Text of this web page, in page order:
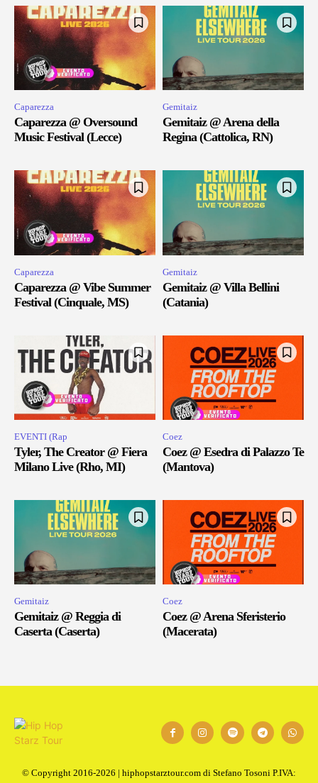
Caparezza
Caparezza @ Oversound
Music Festival (Lecce)
Gemitaiz
Gemitaiz @ Arena della
Regina (Cattolica, RN)
Caparezza
Caparezza @ Vibe Summer
Festival (Cinquale, MS)
Gemitaiz
Gemitaiz @ Villa Bellini
(Catania)
EVENTI (Rap
Tyler, The Creator @ Fiera
Milano Live (Rho, MI)
Coez
Coez @ Esedra di Palazzo Te
(Mantova)
Gemitaiz
Gemitaiz @ Reggia di
Caserta (Caserta)
Coez
Coez @ Arena Sferisterio
(Macerata)
© Copyright 2016-2026 | hiphopstarztour.com di Stefano Tosoni P.IVA: